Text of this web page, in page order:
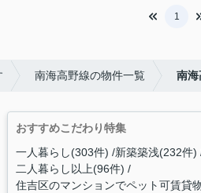
1
南海高野線の物件一覧 南海
おすすめこだわり特集
一人暮らし(303件) 新築築浅(232件)
二人暮らし以上(96件)
住吉区のマンションでペット可賃貸